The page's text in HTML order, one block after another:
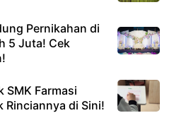
Pernikahan di
5 Juta! Cek
SMK Farmasi
Rinciannya di Sini!